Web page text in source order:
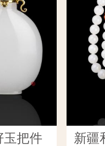
玉把件
新疆